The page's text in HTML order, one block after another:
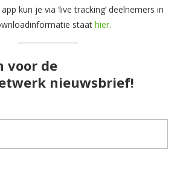
kun je via ‘live tracking’ deelnemers in
staat hier.
voor de
nieuwsbrief!